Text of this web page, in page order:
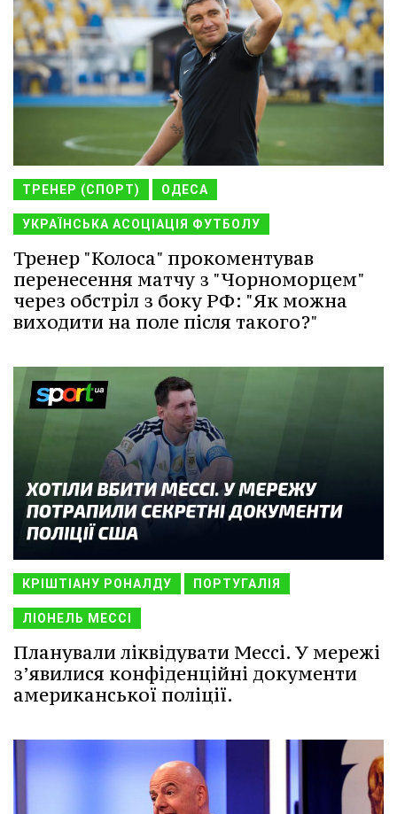
ТРЕНЕР (СПОРТ) ОДЕСА
УКРАЇНСЬКА АСОЦІАЦІЯ ФУТБОЛУ
Тренер "Колоса" прокоментував
перенесення матчу з "Чорноморцем"
через обстріл з боку РФ: "Як можна
виходити на поле після такого?"
КРІШТІАНУ РОНАЛДУ ПОРТУГАЛІЯ
ЛІОНЕЛЬ МЕССІ
Планували ліквідувати Мессі. У мережі
з’явилися конфіденційні документи
американської поліції.